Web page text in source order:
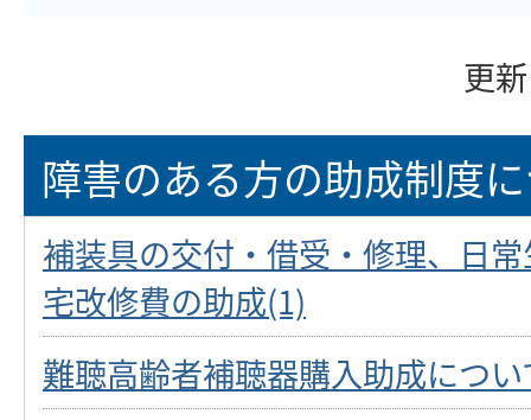
更
障害のある方の助成制度
補装具の交付・借受・修理、日
宅改修費の助成(1)
難聴高齢者補聴器購入助成につい